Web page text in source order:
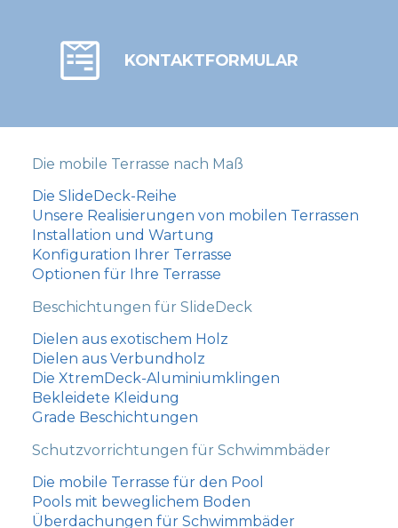
KONTAKTFORMULAR
Die mobile Terrasse nach Maß
Die SlideDeck-Reihe
Unsere Realisierungen von mobilen Terrassen
Installation und Wartung
Konfiguration Ihrer Terrasse
Optionen für Ihre Terrasse
Beschichtungen für SlideDeck
Dielen aus exotischem Holz
Dielen aus Verbundholz
Die XtremDeck-Aluminiumklingen
Bekleidete Kleidung
Grade Beschichtungen
Schutzvorrichtungen für Schwimmbäder
Die mobile Terrasse für den Pool
Pools mit beweglichem Boden
Überdachungen für Schwimmbäder
עִבְרִית